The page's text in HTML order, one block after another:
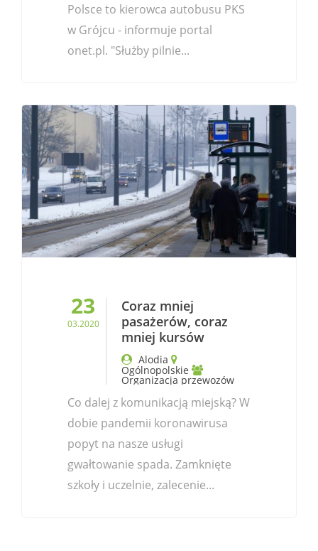
Polsce to kierowca autobusu PKS
w Grójcu - informuje portal
onet.pl. "Służby pilnie...
23
03.2020
Coraz mniej
pasażerów, coraz
mniej kursów
Alodia
Ogólnopolskie
Organizacja przewozów
Co dalej z komunikacją miejską? W
dobie pandemii koronawirusa
popyt na nasze usługi
gwałtowanie spada. Zamknięte
szkoły i uczelnie, zalecenie...